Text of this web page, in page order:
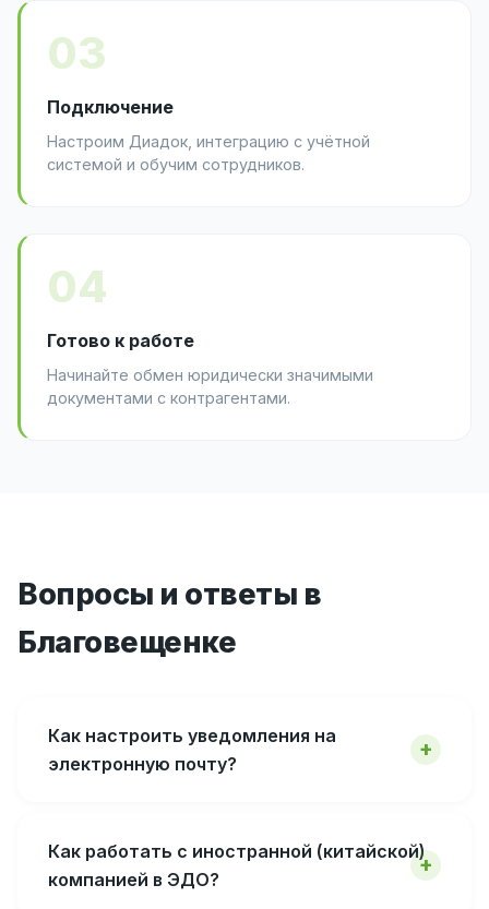
03
Подключение
Настроим Диадок, интеграцию с учётной
системой и обучим сотрудников.
04
Готово к работе
Начинайте обмен юридически значимыми
документами с контрагентами.
Вопросы и ответы в
Благовещенке
Как настроить уведомления на
электронную почту?
Как работать с иностранной (китайской)
компанией в ЭДО?